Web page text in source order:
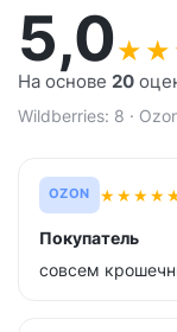
5,0★ ★
На основе 20
Wildberries: 8 ·
OZON ★★★★
Покупатель
совсем